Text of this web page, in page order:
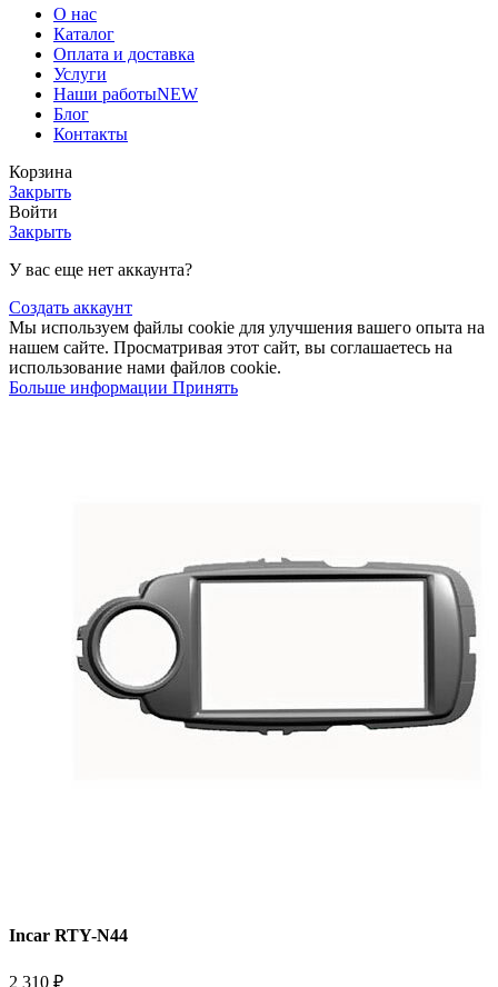
О нас
Каталог
Оплата и доставка
Услуги
Наши работыNEW
Блог
Контакты
Корзина
Закрыть
Войти
Закрыть
У вас еще нет аккаунта?
Создать аккаунт
Мы используем файлы cookie для улучшения вашего опыта на
нашем сайте. Просматривая этот сайт, вы соглашаетесь на
использование нами файлов cookie.
Больше информации Принять
Incar RTY-N44
2 310 ₽